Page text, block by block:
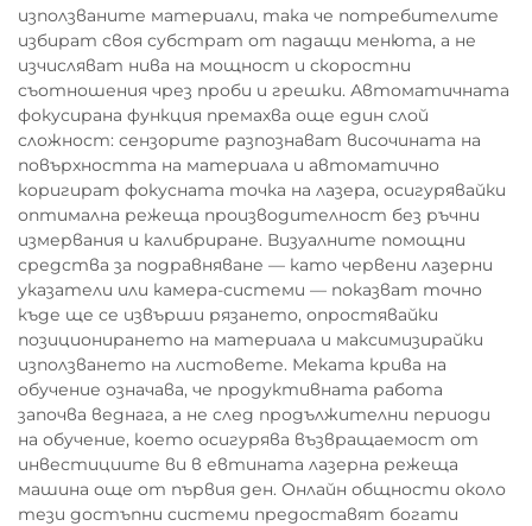
използваните материали, така че потребителите
избират своя субстрат от падащи менюта, а не
изчисляват нива на мощност и скоростни
съотношения чрез проби и грешки. Автоматичната
фокусирана функция премахва още един слой
сложност: сензорите разпознават височината на
повърхността на материала и автоматично
коригират фокусната точка на лазера, осигурявайки
оптимална режеща производителност без ръчни
измервания и калибриране. Визуалните помощни
средства за подравняване — като червени лазерни
указатели или камера-системи — показват точно
къде ще се извърши рязането, опростявайки
позиционирането на материала и максимизирайки
използването на листовете. Меката крива на
обучение означава, че продуктивната работа
започва веднага, а не след продължителни периоди
на обучение, което осигурява възвращаемост от
инвестициите ви в евтината лазерна режеща
машина още от първия ден. Онлайн общности около
тези достъпни системи предоставят богати